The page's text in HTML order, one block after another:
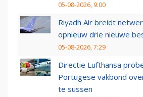
05-08-2026, 9:00
Riyadh Air breidt
opnieuw drie nieuwe
05-08-2026, 7:29
Directie Lufthansa
Portugese vakbond
te sussen